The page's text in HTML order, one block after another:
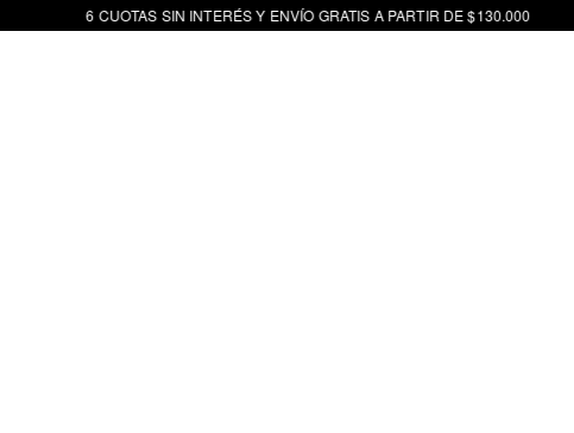
6 CUOTAS SIN INTERÉS Y ENVÍO GRATIS A PARTIR DE $130.000